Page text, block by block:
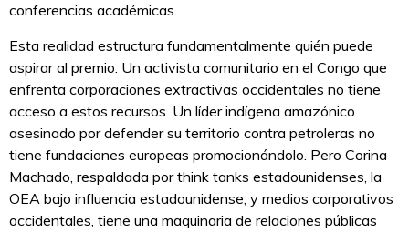
conferencias académicas.
Esta realidad estructura fundamentalmente quién puede
aspirar al premio. Un activista comunitario en el Congo que
enfrenta corporaciones extractivas occidentales no tiene
acceso a estos recursos. Un líder indígena amazónico
asesinado por defender su territorio contra petroleras no
tiene fundaciones europeas promocionándolo. Pero Corina
Machado, respaldada por think tanks estadounidenses, la
OEA bajo influencia estadounidense, y medios corporativos
occidentales, tiene una maquinaria de relaciones públicas